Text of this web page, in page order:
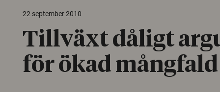
22 september 2010
Tillväxt dåligt
för ökad mångfald